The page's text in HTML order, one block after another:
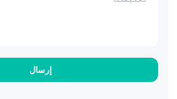
إرسال